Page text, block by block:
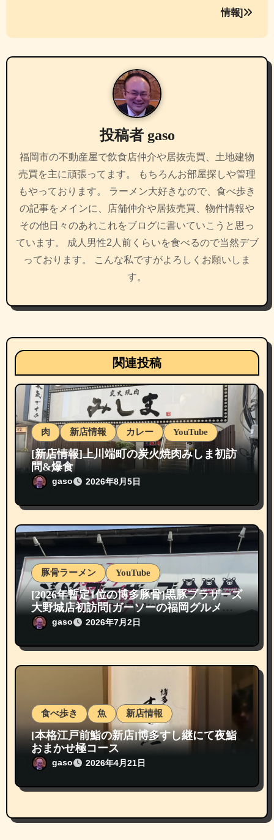
ー
シ
情報]
投稿者 gaso
福岡市の不動産屋で飲食店仲介や居抜売買、土地建物
売買を主に頑張ってます。 もちろんお部屋探しや管理
もやっております。 ラーメン大好きなので、食べ歩き
の記事をメインに、店舗仲介や居抜売買、物件情報や
その他日々のあれこれをブログに書いていこうと思っ
ています。 成人男性2人前くらいを食べるので当然デブ
っております。 こんな私ですがよろしくお願いしま
す。
関連投稿
肉 新店情報 カレー YouTube
[新店情報]上川端町の炭火焼肉みしま初訪
問&爆食
gaso 2026年8月5日
豚骨ラーメン YouTube
[2026年暫定1位の博多豚骨]黒豚ブラザーズ
大野城店初訪問[ガーソーの福岡グルメ紹
介]
gaso 2026年7月2日
食べ歩き 魚 新店情報
[本格江戸前鮨の新店]博多すし継にて夜鮨
おまかせ極コース
gaso 2026年4月21日